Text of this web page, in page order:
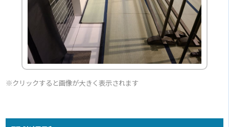
※クリックすると画像が大きく表示されます